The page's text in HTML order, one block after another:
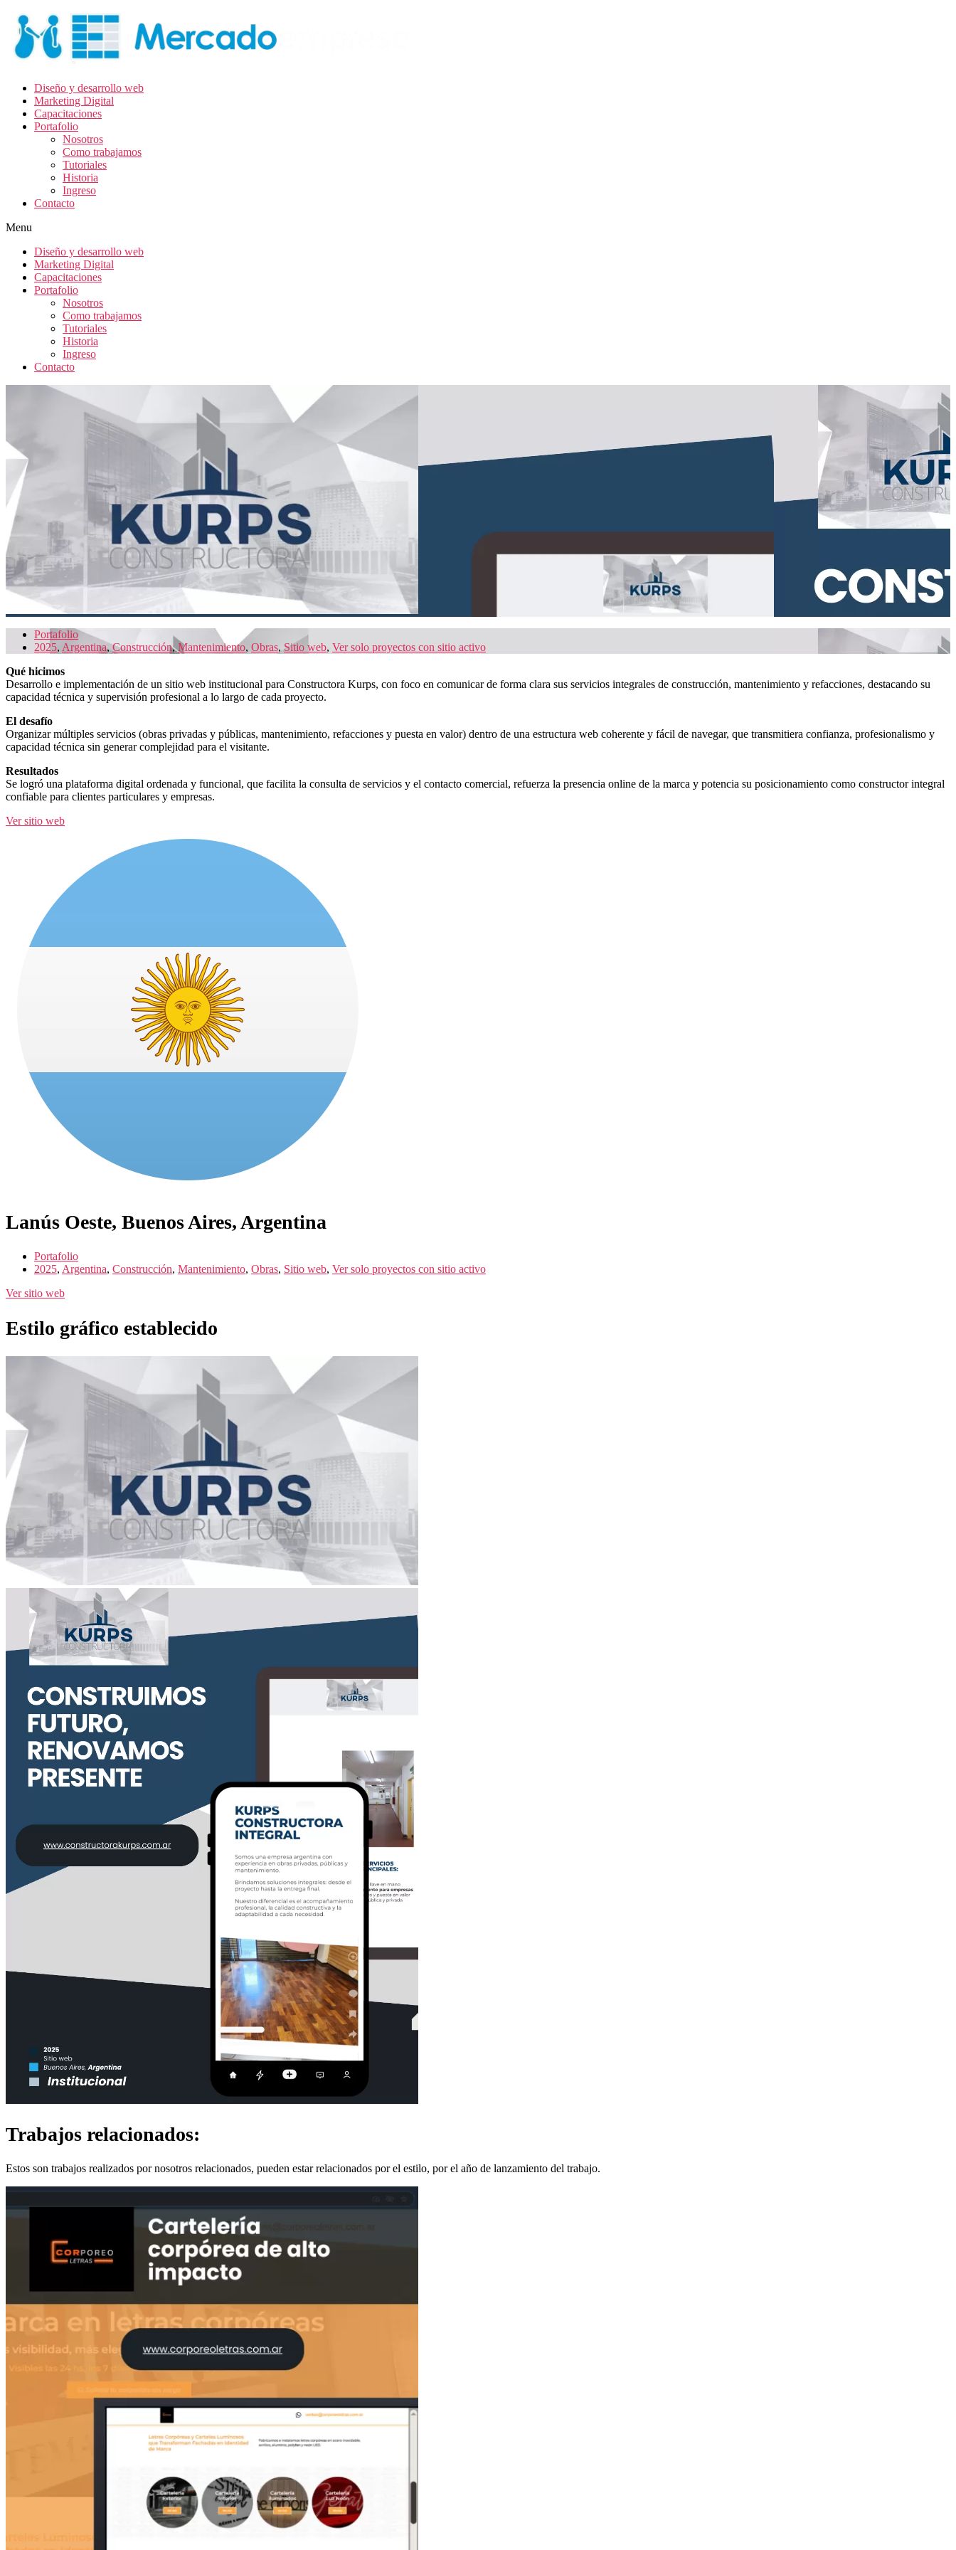
Diseño y desarrollo web
Marketing Digital
Capacitaciones
Portafolio
Nosotros
Como trabajamos
Tutoriales
Historia
Ingreso
Contacto
Menu
Diseño y desarrollo web
Marketing Digital
Capacitaciones
Portafolio
Nosotros
Como trabajamos
Tutoriales
Historia
Ingreso
Contacto
Portafolio
2025, Argentina,Construcción,Mantenimiento, Obras, Sitio web, Ver solo proyectos con sitio activo
Qué hicimos
Desarrollo e implementación de un sitio web institucional para Constructora Kurps, con foco en comunicar de forma clara sus servicios integrales de construcción, mantenimiento y refacciones, destacando su
capacidad técnica y supervisión profesional a lo largo de cada proyecto.
El desafío
Organizar múltiples servicios (obras privadas y públicas, mantenimiento, refacciones y puesta en valor) dentro de una estructura web coherente y fácil de navegar, que transmitiera confianza, profesionalismo y
capacidad técnica sin generar complejidad para el visitante.
Resultados
Se logró una plataforma digital ordenada y funcional, que facilita la consulta de servicios y el contacto comercial, refuerza la presencia online de la marca y potencia su posicionamiento como constructor integral
confiable para clientes particulares y empresas.
Ver sitio web
Lanús Oeste, Buenos Aires, Argentina
Portafolio
2025, Argentina, Construcción, Mantenimiento, Obras, Sitio web, Ver solo proyectos con sitio activo
Ver sitio web
Estilo gráfico establecido
Trabajos relacionados:
Estos son trabajos realizados por nosotros relacionados, pueden estar relacionados por el estilo, por el año de lanzamiento del trabajo.